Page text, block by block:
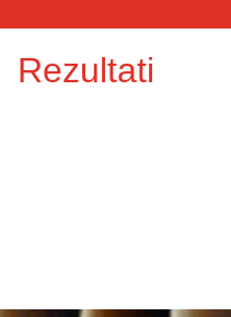
Rezultati